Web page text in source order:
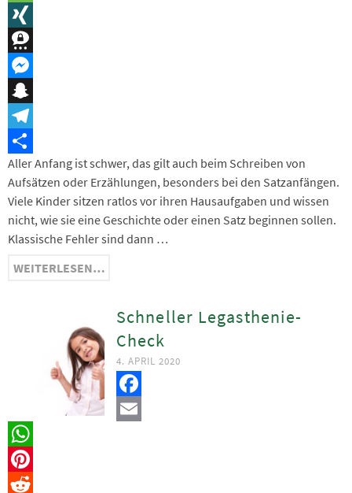
Message
XING
Threema
Messenger
Snapchat
Telegram
Teilen
Aller Anfang ist schwer, das gilt auch beim Schreiben von
Aufsätzen oder Erzählungen, besonders bei den Satzanfängen.
Viele Kinder sitzen ratlos vor ihren Hausaufgaben und wissen
nicht, wie sie eine Geschichte oder einen Satz beginnen sollen.
Klassische Fehler sind dann …
WEITERLESEN…
Schneller Legasthenie-
Check
4. APRIL 2020
Facebook
Email
WhatsApp
Pinterest